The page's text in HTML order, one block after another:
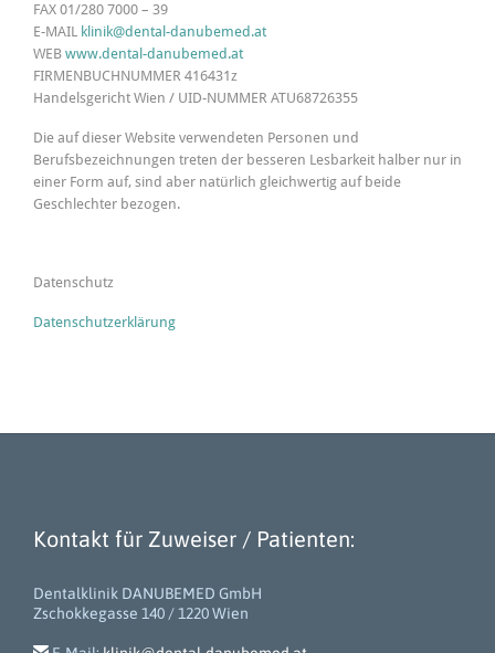
FAX 01/280 7000 – 39
E-MAIL klinik@dental-danubemed.at
WEB www.dental-danubemed.at
FIRMENBUCHNUMMER 416431z
Handelsgericht Wien / UID-NUMMER ATU68726355
Die auf dieser Website verwendeten Personen und
Berufsbezeichnungen treten der besseren Lesbarkeit halber nur in
einer Form auf, sind aber natürlich gleichwertig auf beide
Geschlechter bezogen.
Datenschutz
Datenschutzerklärung
Kontakt für Zuweiser / Patienten:
Dentalklinik DANUBEMED GmbH
Zschokkegasse 140 / 1220 Wien